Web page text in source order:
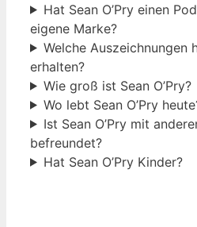
Hat Sean O’Pry einen
eigene Marke?
Welche Auszeichnungen
erhalten?
Wie groß ist Sean O’Pry?
Wo lebt Sean O’Pry
Ist Sean O’Pry mit
befreundet?
Hat Sean O’Pry Kinder?